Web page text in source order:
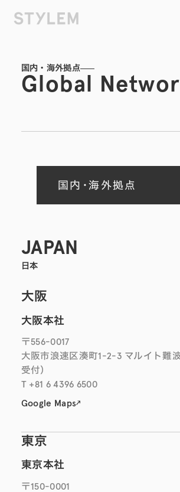
ンツに
国内・海外拠点
Global
国内・海外拠点
JAPAN
日本
大阪
大阪本社
〒556-0017
大阪市浪速区湊町1-2-3 マルイト難
受付）
T +81 6 4396 6500
Google Maps
東京
東京本社
〒150-0001